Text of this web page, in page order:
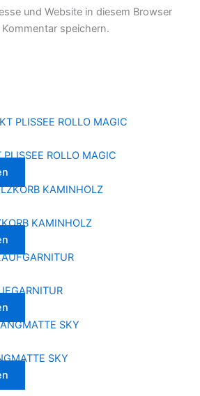
und Website in diesem Browser
speichern.
PLISSEE ROLLO MAGIC
KAMINHOLZ
SKY